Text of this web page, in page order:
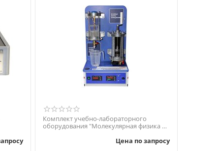
Комплект учебно-лабораторного
оборудования "Молекулярная физика и
Цена по запросу